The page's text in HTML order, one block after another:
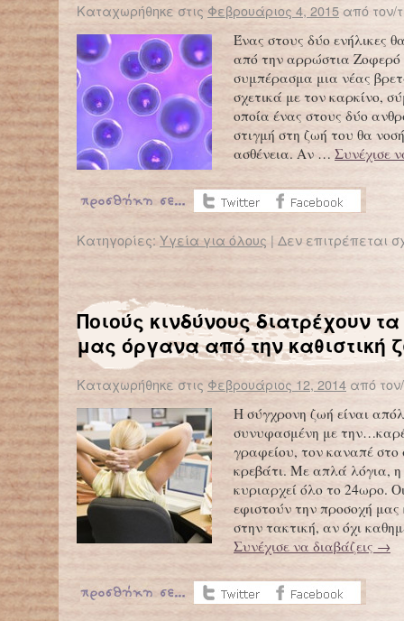
Καταχωρήθηκε στις Φεβρουάριος 4, 2015 από τον/
Ένας στους δύο ενήλικες
από την αρρώστια Ζοφερό
συμπέρασμα μια νέας
σχετικά με τον καρκίνο,
οποία ένας στους δύο
στιγμή στη ζωή του θα
ασθένεια. Αν … Συνέχισε
Κατηγορίες: Υγεία για όλους | Δεν επιτρέπεται
Ποιούς κινδύνους διατρέχουν
μας όργανα από την καθιστική
Καταχωρήθηκε στις Φεβρουάριος 12, 2014 από
Η σύγχρονη ζωή είναι
συνυφασμένη με
γραφείου, τον καναπέ στο
κρεβάτι. Με απλά λόγια, η
κυριαρχεί όλο το 24ωρo.
εφιστούν την προσοχή μας
στην τακτική, αν όχι
Συνέχισε να διαβάζεις →